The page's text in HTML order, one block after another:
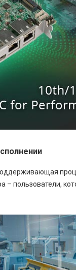
– пользователи,